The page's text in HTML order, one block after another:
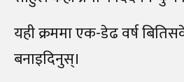
यही क्रममा एक-डेढ वर्ष
बनाइदिनुस्।